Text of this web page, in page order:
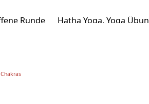
Runde Hatha Yoga, Yoga
Schamanismus,